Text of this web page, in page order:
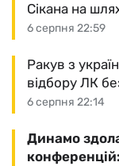
6 серпня 22:59
Сікана на
6 серпня 22:14
Ракув з
відбору ЛК
Динамо